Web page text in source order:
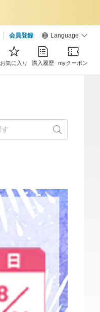
会員登録 Language
お気に入り 購入履歴 myクーポン